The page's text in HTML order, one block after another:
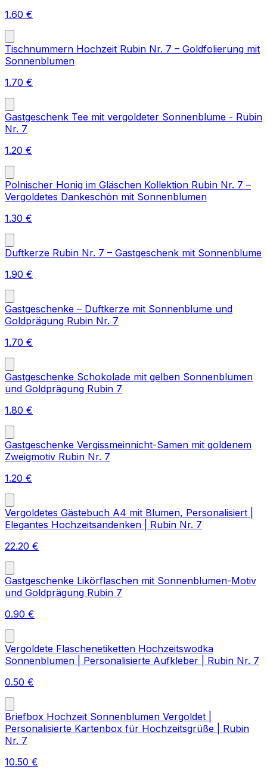
1.60 €
Tischnummern Hochzeit Rubin Nr. 7 – Goldfolierung mit
Sonnenblumen
1.70 €
Gastgeschenk Tee mit vergoldeter Sonnenblume - Rubin
Nr. 7
1.20 €
Polnischer Honig im Gläschen Kollektion Rubin Nr. 7 –
Vergoldetes Dankeschön mit Sonnenblumen
1.30 €
Duftkerze Rubin Nr. 7 – Gastgeschenk mit Sonnenblume
1.90 €
Gastgeschenke – Duftkerze mit Sonnenblume und
Goldprägung Rubin Nr. 7
1.70 €
Gastgeschenke Schokolade mit gelben Sonnenblumen
und Goldprägung Rubin 7
1.80 €
Gastgeschenke Vergissmeinnicht-Samen mit goldenem
Zweigmotiv Rubin Nr. 7
1.20 €
Vergoldetes Gästebuch A4 mit Blumen, Personalisiert |
Elegantes Hochzeitsandenken | Rubin Nr. 7
22.20 €
Gastgeschenke Likörflaschen mit Sonnenblumen-Motiv
und Goldprägung Rubin 7
0.90 €
Vergoldete Flaschenetiketten Hochzeitswodka
Sonnenblumen | Personalisierte Aufkleber | Rubin Nr. 7
0.50 €
Briefbox Hochzeit Sonnenblumen Vergoldet |
Personalisierte Kartenbox für Hochzeitsgrüße | Rubin
Nr. 7
10.50 €